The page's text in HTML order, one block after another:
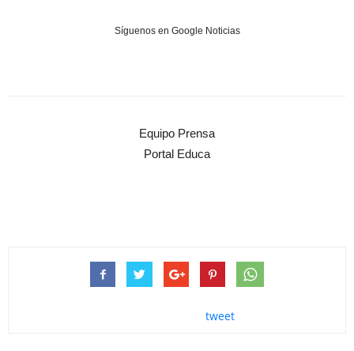
Síguenos en Google Noticias
Equipo Prensa
Portal Educa
tweet